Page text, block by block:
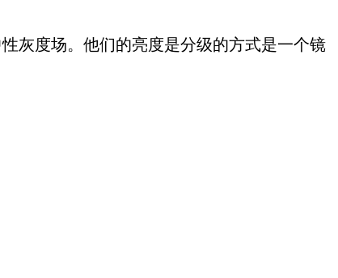
灰度场。他们的亮度是分级的方式是一个镜